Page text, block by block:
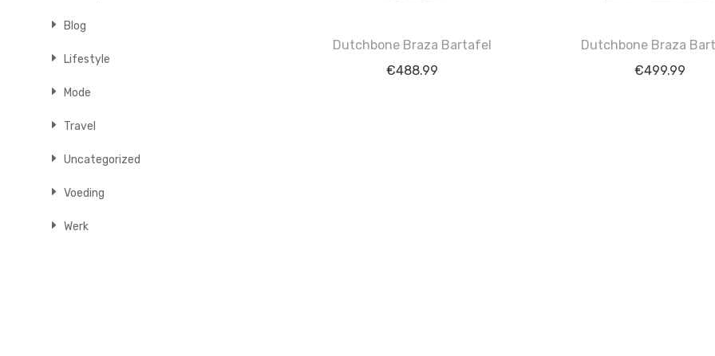
Dutchbone Braza Bartafel
€488.99
Dutchbone Braza
€499.99
Blog
Lifestyle
Mode
Travel
Uncategorized
Voeding
Werk